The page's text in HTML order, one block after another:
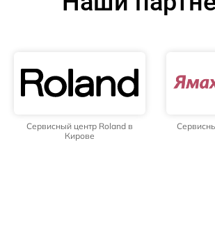
Сервисный центр Roland в
Кирове